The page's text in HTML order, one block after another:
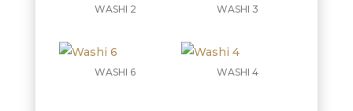
WASHI 2 WASHI 3
WASHI 6 WASHI 4